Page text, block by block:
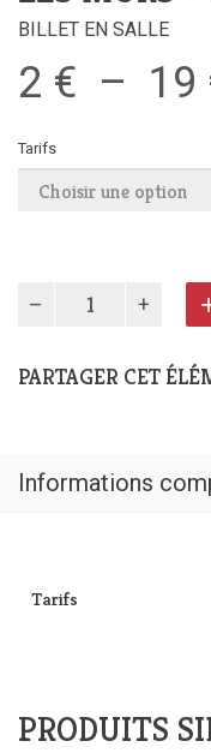
BILLET EN SALLE
2 € – 19
Tarifs
Rampal
les
PARTAGER CET
Informations
Tarifs
PRODUITS